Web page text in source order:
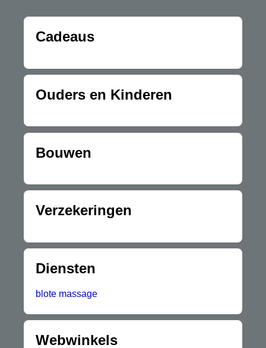
Cadeaus
Ouders en Kinderen
Bouwen
Verzekeringen
Diensten
blote massage
Webwinkels